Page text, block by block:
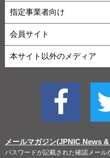
指定事業者向け
会員サイト
本サイト以外のメディア
メールマガジン(JPNIC News
パスワードが記載された確認メー